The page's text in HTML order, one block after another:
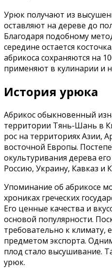
Урюк получают из
оставляют на дереве до
Благодаря подобному
середине остается
абрикоса сохраняются на
применяют в кулинарии и
История урюка
Абрикос обыкновенный
территории Тянь-Шань в
рос на территориях Азии,
восточной Европы.
окультуривания дерева
Россию, Украину, Кавказ и
Упоминание об абрикосе
хрониках греческих
Его ценные качества и
основой популярности.
требовательно к климату,
предметом экспорта.
плод стало высушивание.
урюк.